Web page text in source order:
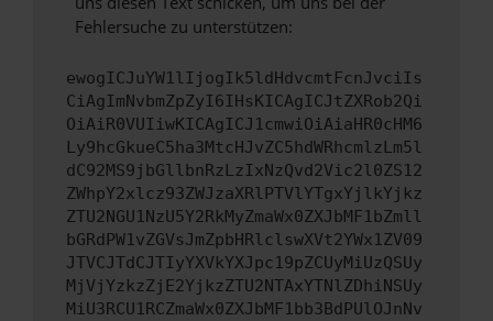
Fehlersuche zu unterstützen:
ewogICJuYW1lIjogIk5ldHdvcmtFcnJvciIs
CiAgImNvbmZpZyI6IHsKICAgICJtZXRob2Qi
OiAiR0VUIiwKICAgICJ1cmwiOiAiaHR0cHM6
Ly9hcGkueC5ha3MtcHJvZC5hdWRhcmlzLm5l
dC92MS9jbGllbnRzLzIxNzQvd2Vic2l0ZS12
ZWhpY2xlcz93ZWJzaXRlPTVlYTgxYjlkYjkz
ZTU2NGU1NzU5Y2RkMyZmaWx0ZXJbMF1bZmll
bGRdPW1vZGVsJmZpbHRlclswXVt2YWx1ZV09
JTVCJTdCJTIyYXVkYXJpc19pZCUyMiUzQSUy
MjVjYzkzZjE2YjkzZTU2NTAxYTNlZDhiNSUy
MiU3RCU1RCZmaWx0ZXJbMF1bb3BdPUlOJnNv